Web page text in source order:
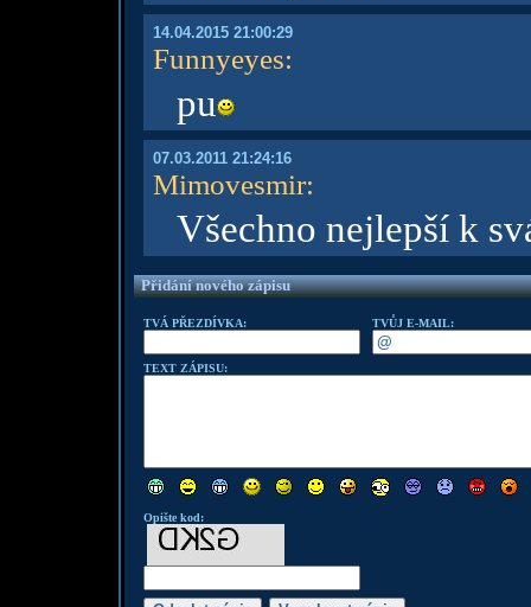
14.04.2015 21:00:29
Funnyeyes:
pu
07.03.2011 21:24:16
Mimovesmir:
Všechno nejlepší k
Přidání nového zápisu
TVÁ PŘEZDÍVKA: TVŮJ E-MAIL:
TEXT ZÁPISU:
Opište kod: